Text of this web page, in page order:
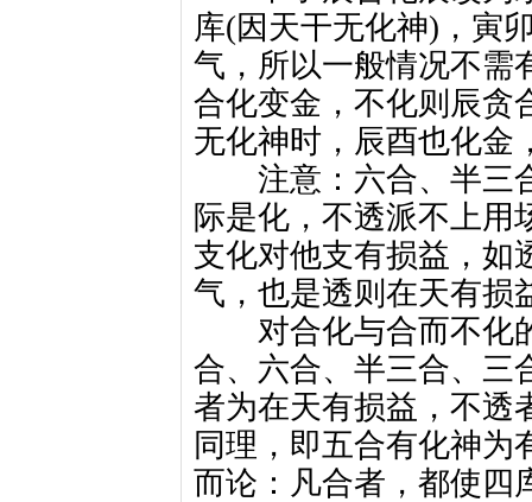
库(因天干无化神)，寅
气，所以一般情况不需
合化变金，不化则辰贪
无化神时，辰酉也化金
注意：六合、半三合
际是化，不透派不上用
支化对他支有损益，如
气，也是透则在天有损
对合化与合而不化的
合、六合、半三合、三
者为在天有损益，不透
同理，即五合有化神为
而论：凡合者，都使四